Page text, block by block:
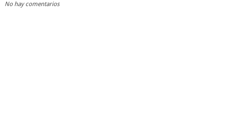
No hay comentarios